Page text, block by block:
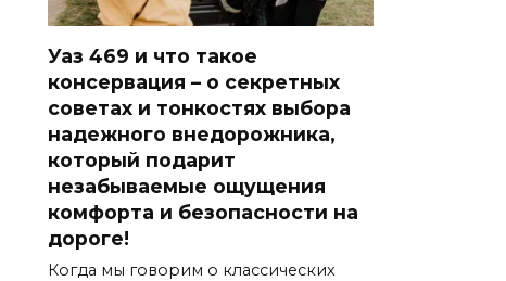
Уаз 469 и что такое
консервация – о секретных
советах и тонкостях выбора
надежного внедорожника,
который подарит
незабываемые ощущения
комфорта и безопасности на
дороге!
Когда мы говорим о классических